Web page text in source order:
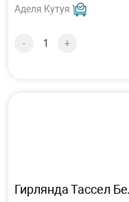
Аделя Кутуя
- +
Гирлянда Тассел